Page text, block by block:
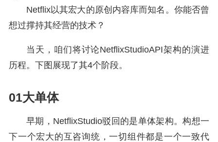
Netflix以其宏大的原创内容库而知名。你能否曾
想过撑持其经营的技术？
当天，咱们将讨论NetflixStudioAPI架构的演进
历程。下图展现了其4个阶段。
01大单体
早期，NetflixStudio驳回的是单体架构。构想一
下一个宏大的互咨询统，一切组件都是一个一致代